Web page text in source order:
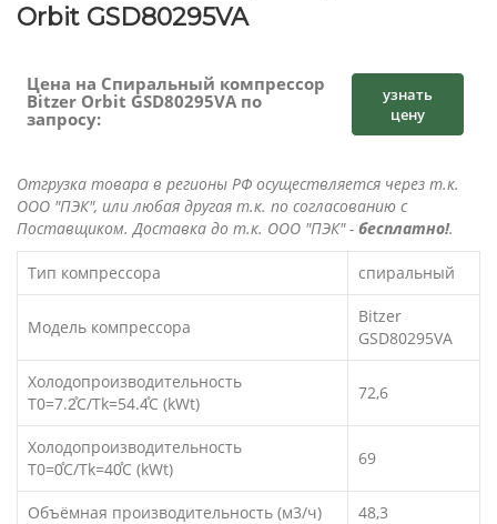
Orbit GSD80295VA
Цена на Спиральный компрессор
Bitzer Orbit GSD80295VA по
запросу:
узнать
цену
Отгрузка товара в регионы РФ осуществляется через т.к.
ООО "ПЭК", или любая другая т.к. по согласованию с
Поставщиком. Доставка до т.к. ООО "ПЭК" - бесплатно!.
Тип компрессора спиральный
Модель компрессора
Bitzer
GSD80295VA
Холодопроизводительность
T0=7.2̊C/Tk=54.4̊C (kWt)
72,6
Холодопроизводительность
T0=0̊C/Tk=40̊C (kWt)
69
Объёмная производительность (м3/ч) 48,3